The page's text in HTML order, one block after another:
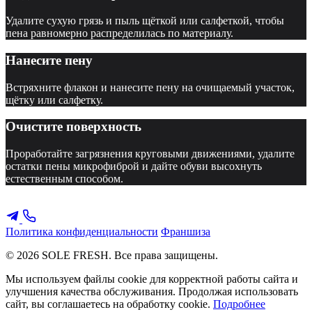
Удалите сухую грязь и пыль щёткой или салфеткой, чтобы
пена равномерно распределилась по материалу.
Нанесите пену
Встряхните флакон и нанесите пену на очищаемый участок,
щётку или салфетку.
Очистите поверхность
Проработайте загрязнения круговыми движениями, удалите
остатки пены микрофиброй и дайте обуви высохнуть
естественным способом.
Политика конфиденциальности Франшиза
© 2026 SOLE FRESH. Все права защищены.
Мы используем файлы cookie для корректной работы сайта и
улучшения качества обслуживания. Продолжая использовать
сайт, вы соглашаетесь на обработку cookie. Подробнее